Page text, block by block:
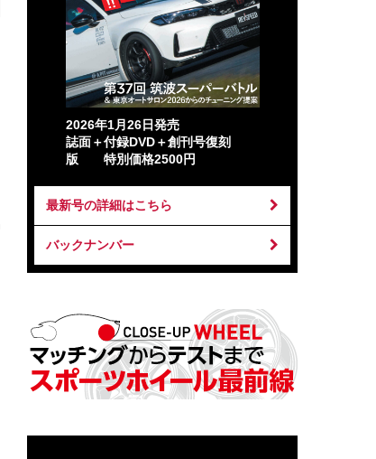
2026年1月26日発売
誌面＋付録DVD＋創刊号復刻
版 特別価格2500円
最新号の詳細はこちら
バックナンバー